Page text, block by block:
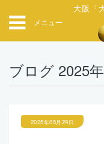
メニュー
大阪「
ブログ 2025
2025年05月29日